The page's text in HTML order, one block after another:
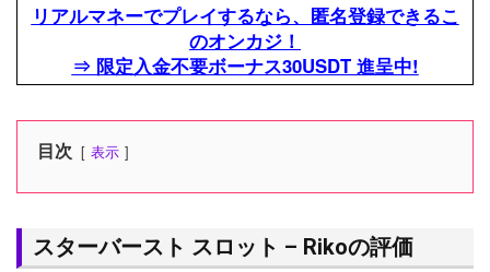
リアルマネーでプレイするなら、匿名登録できるこ
のオンカジ！
⇒ 限定入金不要ボーナス30USDT 進呈中!
目次 表示
スターバースト スロット – Rikoの評価